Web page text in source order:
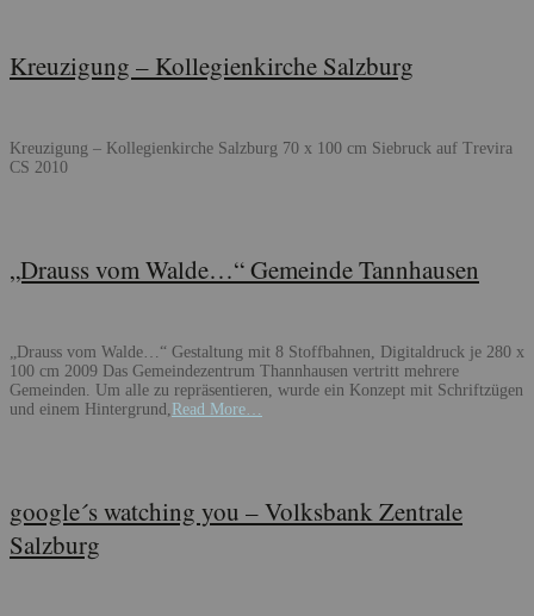
Kreuzigung – Kollegienkirche Salzburg
Kreuzigung – Kollegienkirche Salzburg 70 x 100 cm Siebruck auf Trevira
CS 2010
„Drauss vom Walde…“ Gemeinde Tannhausen
„Drauss vom Walde…“ Gestaltung mit 8 Stoffbahnen, Digitaldruck je 280 x
100 cm 2009 Das Gemeindezentrum Thannhausen vertritt mehrere
Gemeinden. Um alle zu repräsentieren, wurde ein Konzept mit Schriftzügen
und einem Hintergrund, Read More…
google´s watching you – Volksbank Zentrale
Salzburg